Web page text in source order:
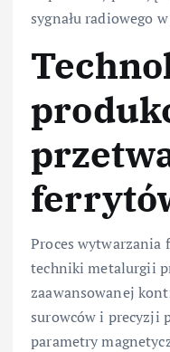
sygnału radiowego
Proces wytwarzania
techniki metalurgii
zaawansowanej
surowców i precyzji
parametry